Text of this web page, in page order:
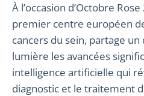
À l’occasion d’Octobre
premier centre européen
cancers du sein, partage
lumière les avancées
intelligence artificielle qui
diagnostic et le traitement